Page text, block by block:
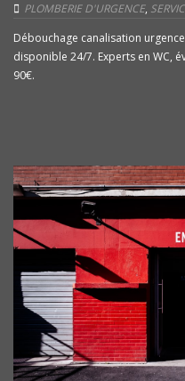
PLOMBERIE D'URGENCE,
Débouchage canalisation
disponible 24/7. Experts en WC,
90€.